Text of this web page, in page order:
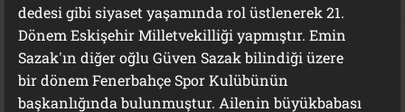
dedesi gibi siyaset yaşamında rol üstlenerek 21.
Dönem Eskişehir Milletvekilliği yapmıştır. Emin
Sazak'ın diğer oğlu Güven Sazak bilindiği üzere
bir dönem Fenerbahçe Spor Kulübünün
başkanlığında bulunmuştur. Ailenin büyükbabası